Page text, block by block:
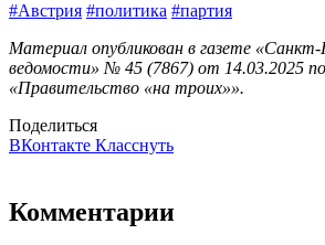
#Австрия #политика #партия
Материал опубликован в газете «Санкт-
ведомости» № 45 (7867) от 14.03.2025
«Правительство «на троих»».
Поделиться
ВКонтакте Класснуть
Комментарии